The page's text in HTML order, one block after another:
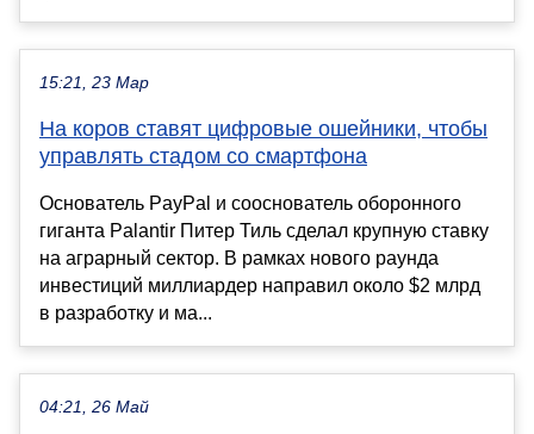
15:21, 23 Мар
На коров ставят цифровые ошейники, чтобы
управлять стадом со смартфона
Основатель PayPal и сооснователь оборонного
гиганта Palantir Питер Тиль сделал крупную ставку
на аграрный сектор. В рамках нового раунда
инвестиций миллиардер направил около $2 млрд
в разработку и ма...
04:21, 26 Май